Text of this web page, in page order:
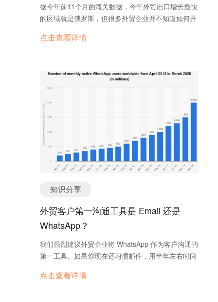
来讲就是在烧钱了。 为了避免这样的情况出现，看看
你的网站有没有达到以下这些标准： 1、页面简洁，
不要在网站主页放太多的影片、flash动画、或者很花
情，所以一定要想尽办法获得潜在用户的注意 3、写
清楚，不要用一些很复杂的词汇来让自己的内容感觉
所以要用最直接的语言，尽可能的清楚表达你提供的
服务或内容 第四步：设定你的广告计划 接下来
Google就会要求设定你的广告计划，选择广告的投放
地区位置区域，如果了解大部分的客户群体活跃在哪
个州的话，就可以更精准的选择地理位置，然后选择
你经过研究后想要竞争的关键字和设定出价。
键字广告的露出机会通常出价金额会比Google建议来
分」决定让广告被刊登与否，除了出价之外还包括广
告的相关性。 第五步：写广告文案 想出简短、精准
的广告语来打动客户的心。 只需要把最关键的部分讲
出来就就好，你得花点时间去好好思考，你提供的商
品和服务有什么跟其他竞争对手不一样?有什么独特
的地方?有什么是你能够提供给你的主要目标顾客但
是其他人做不到? 然后把这些作为重点写出来，告诉
心内容。 通过合理使用H标签，搜索引擎能够“看
懂”页面的结构，判断哪些部分是重要的，从而提高
关键词，能够让搜索引擎更好地理解页面主题，有助
H标签中自然地使用关键词，可以提升页面与特定搜
索词的相关性。比如，H1标签通常包含页面的主要关
键词，而H2和H3标签则可以围绕次要关键词展开，
这样有助于提高页面的整体关键词匹配度。 但是，
需要避免关键词堆砌，即在H标签中反复使用相同的
关键词。谷歌的算法越来越智能，过度优化会被判定
为作弊，反而可能影响排名。因此，合理而自然地使
用关键词是提高排名的关键。 4. 提升用户体验，降
低跳出率 一个结构清晰、易于阅读的网页能显著提
面，这样的页面更容易吸引他们停留，从而降低跳出
帮助。 H标签通过明确划分页面内容，不仅帮助用
户更轻松地浏览，还能提高页面的可访问性。例如，
障碍的用户也能顺畅浏览网站。 5. 避免常见的H标
签使用误区 尽管H标签对SEO至关重要，但在使用
时常常会犯一些错误。以下是几个常见的误区，避免
据今年前11个月的海关数据，今年外贸出口增长最快
的区域就是俄罗斯，但很多外贸企业并不知道如何开
点击查看详情
知识分享
外贸客户第一沟通工具是 Email 还是
WhatsApp？
我们强烈建议外贸企业将 WhatsApp 作为客户沟通的
第一工具。如果你现在还习惯邮件，用半年左右时间
通，未来 WhatsApp 与客户沟通的比例应该占公司客
点击查看详情